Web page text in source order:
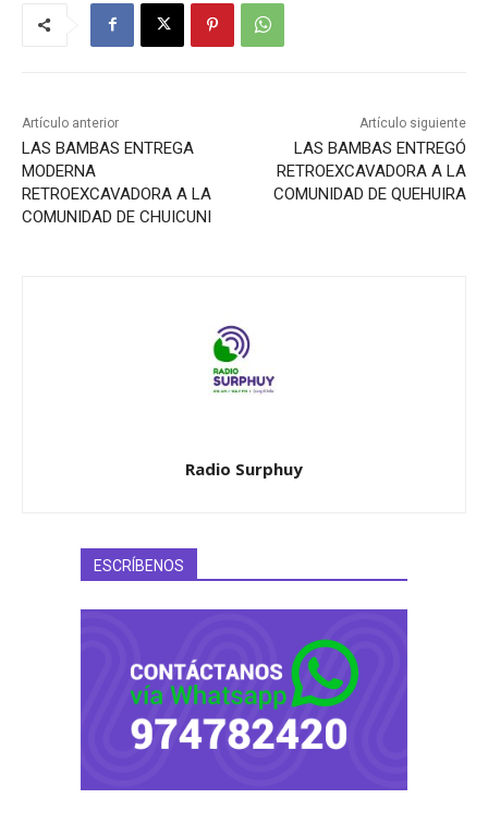
Artículo anterior
LAS BAMBAS ENTREGA
MODERNA
RETROEXCAVADORA A LA
COMUNIDAD DE CHUICUNI
Artículo siguiente
LAS BAMBAS ENTREGÓ
RETROEXCAVADORA A LA
COMUNIDAD DE QUEHUIRA
Radio Surphuy
ESCRÍBENOS